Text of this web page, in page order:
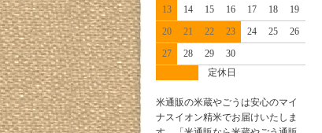
13
14 15 16 17 18
19
20
21 22 23 24 25
26
27
28 29
30
定休日
米通販の米蔵やごうは安心のマイ
ナスイオン精米でお届けいたしま